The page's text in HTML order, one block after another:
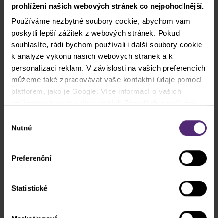
prohlížení našich webových stránek co nejpohodlnější.
Používáme nezbytné soubory cookie, abychom vám
poskytli lepší zážitek z webových stránek. Pokud
souhlasíte, rádi bychom používali i další soubory cookie
k analýze výkonu našich webových stránek a k
personalizaci reklam. V závislosti na vašich preferencích
můžeme také zpracovávat vaše kontaktní údaje pomocí
platforem, jako je Google. Více informací o vašich
a souhlasíte s tím, že sdílíme vaše informace s třetími
stranami, například s našimi marketingovými partnery. To
zpracovávány ve Spojených státech amerických.
souhlasu
Nutné
Preferenční
Statistické
při náhlém odlivu rizikového apetitu investorů.
do „bezpečných přístavů“ jako je švýcarský frank
nebo americký dolar, mohou být měny jako CZK
náhle pod tlakem. Koruna sice v posledních
měsících ukazuje až překvapivou odolnost, ale v
případě podobné situace jako nastala po konfliktu
na Ukrajině může koruna výrazně oslabit.